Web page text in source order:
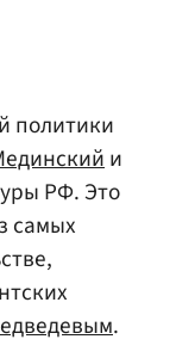
политики
и
РФ. Это
самых
.